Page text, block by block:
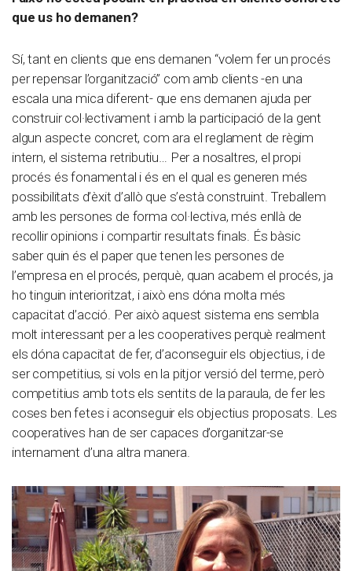
que us ho demanen?
Sí, tant en clients que ens demanen “volem fer un procés
per repensar l’organització” com amb clients -en una
escala una mica diferent- que ens demanen ajuda per
construir col·lectivament i amb la participació de la gent
algun aspecte concret, com ara el reglament de règim
intern, el sistema retributiu… Per a nosaltres, el propi
procés és fonamental i és en el qual es generen més
possibilitats d’èxit d’allò que s’està construint. Treballem
amb les persones de forma col·lectiva, més enllà de
recollir opinions i compartir resultats finals. És bàsic
saber quin és el paper que tenen les persones de
l’empresa en el procés, perquè, quan acabem el procés, ja
ho tinguin interioritzat, i això ens dóna molta més
capacitat d’acció. Per això aquest sistema ens sembla
molt interessant per a les cooperatives perquè realment
els dóna capacitat de fer, d’aconseguir els objectius, i de
ser competitius, si vols en la pitjor versió del terme, però
competitius amb tots els sentits de la paraula, de fer les
coses ben fetes i aconseguir els objectius proposats. Les
cooperatives han de ser capaces d’organitzar-se
internament d’una altra manera.